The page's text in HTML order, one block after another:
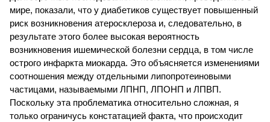
мире, показали, что у диабетиков существует повышенный
риск возникновения атеросклероза и, следовательно, в
результате этого более высокая вероятность
возникновения ишемической болезни сердца, в том числе
острого инфаркта миокарда. Это объясняется изменениями
соотношения между отдельными липопротеиновыми
частицами, называемыми ЛПНП, ЛПОНП и ЛПВП.
Поскольку эта проблематика относительно сложная, я
только ограничусь констатацией факта, что происходит